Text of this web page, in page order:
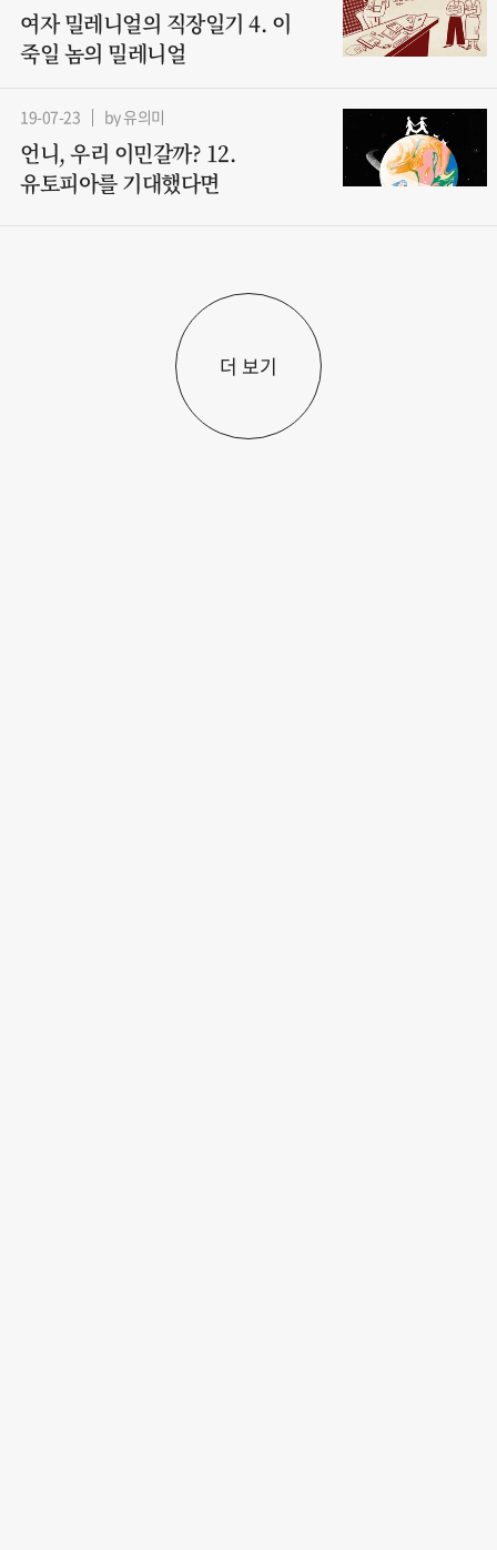
여자 밀레니얼의 직장일기 4. 이
죽일 놈의 밀레니얼
19-07-23 by 유의미
언니, 우리 이민갈까? 12.
유토피아를 기대했다면
더 보기